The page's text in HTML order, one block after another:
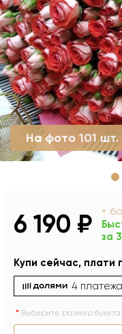
На фото 101
6 190 ₽ +
за
Купи сейчас, плати
4
Выберите размер букета: